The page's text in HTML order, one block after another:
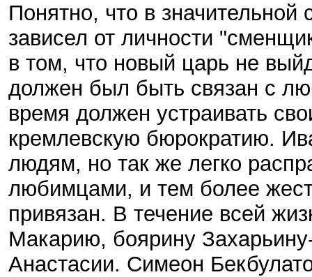
Понятно, что в
зависел от личности
в том, что новый царь не
должен был быть связан с
время должен устраивать
кремлевскую бюрократию.
людям, но так же легко
любимцами, и тем более
привязан. В течение всей
Макарию, боярину
Анастасии. Симеон